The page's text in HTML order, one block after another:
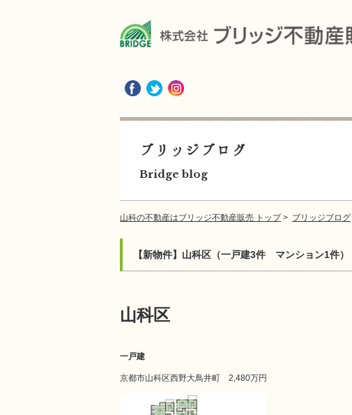
ブリッジブログ
Bridge blog
山科の不動産はブリッジ不動産販売 トップ> ブリッジブログ
【新物件】山科区（一戸建3件 マンション1件）
山科区
一戸建
京都市山科区西野大鳥井町 2,480万円